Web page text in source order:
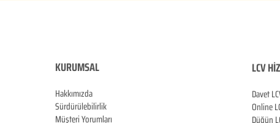
KURUMSAL
Hakkımızda
Sürdürülebilirlik
Müşteri Yorumları
LCV
Davet
Online